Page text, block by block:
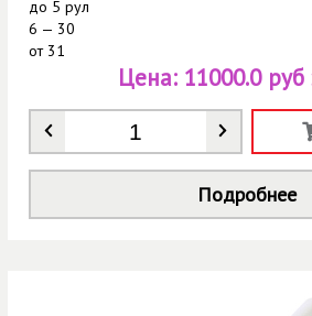
до 5 рул
6 — 30
от31
Количество
Цена: 11000.0 руб
Подробнее